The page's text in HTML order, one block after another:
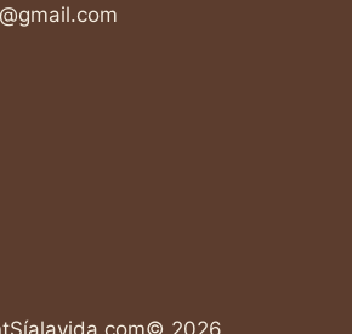
2026